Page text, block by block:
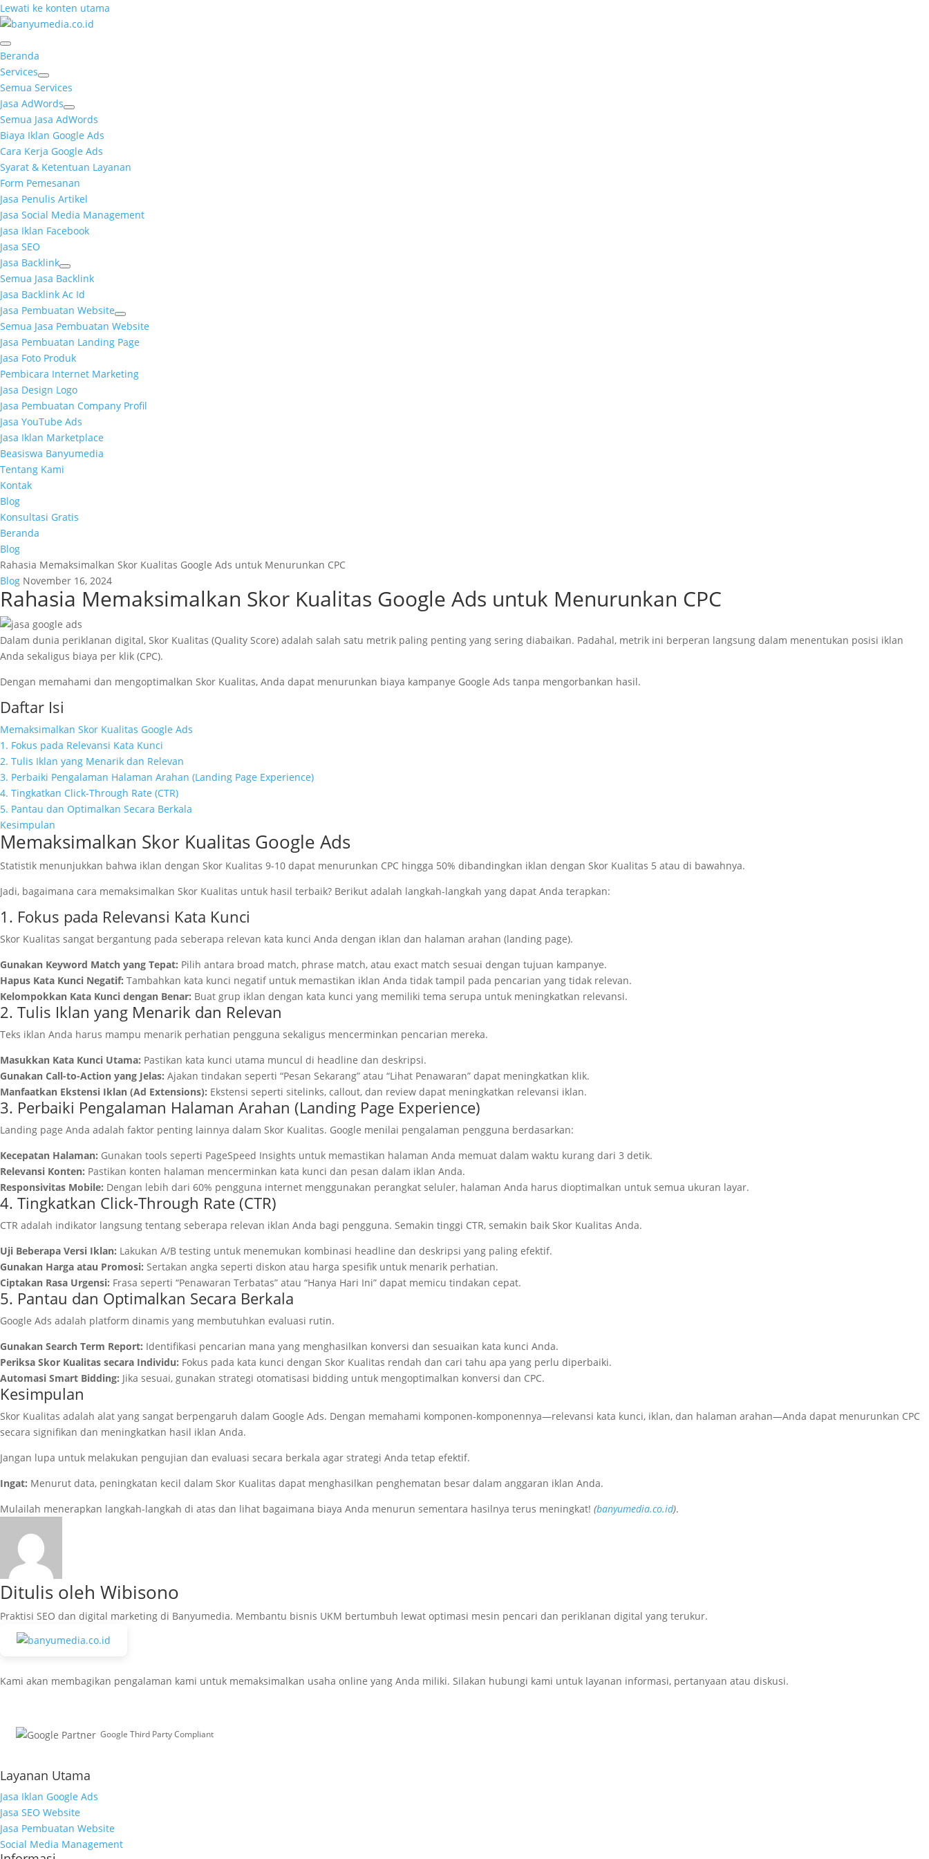
Lewati ke konten utama
Beranda
Services
Semua Services
Jasa AdWords
Semua Jasa AdWords
Biaya Iklan Google Ads
Cara Kerja Google Ads
Syarat & Ketentuan Layanan
Form Pemesanan
Jasa Penulis Artikel
Jasa Social Media Management
Jasa Iklan Facebook
Jasa SEO
Jasa Backlink
Semua Jasa Backlink
Jasa Backlink Ac Id
Jasa Pembuatan Website
Semua Jasa Pembuatan Website
Jasa Pembuatan Landing Page
Jasa Foto Produk
Pembicara Internet Marketing
Jasa Design Logo
Jasa Pembuatan Company Profil
Jasa YouTube Ads
Jasa Iklan Marketplace
Beasiswa Banyumedia
Tentang Kami
Kontak
Blog
Konsultasi Gratis
Beranda
Blog
Rahasia Memaksimalkan Skor Kualitas Google Ads untuk Menurunkan CPC
Blog November 16, 2024
Rahasia Memaksimalkan Skor Kualitas Google Ads untuk Menurunkan CPC
Dalam dunia periklanan digital, Skor Kualitas (Quality Score) adalah salah satu metrik paling penting yang sering diabaikan. Padahal, metrik ini berperan langsung dalam menentukan posisi iklan
Anda sekaligus biaya per klik (CPC).
Dengan memahami dan mengoptimalkan Skor Kualitas, Anda dapat menurunkan biaya kampanye Google Ads tanpa mengorbankan hasil.
Daftar Isi
Memaksimalkan Skor Kualitas Google Ads
1. Fokus pada Relevansi Kata Kunci
2. Tulis Iklan yang Menarik dan Relevan
3. Perbaiki Pengalaman Halaman Arahan (Landing Page Experience)
4. Tingkatkan Click-Through Rate (CTR)
5. Pantau dan Optimalkan Secara Berkala
Kesimpulan
Memaksimalkan Skor Kualitas Google Ads
Statistik menunjukkan bahwa iklan dengan Skor Kualitas 9-10 dapat menurunkan CPC hingga 50% dibandingkan iklan dengan Skor Kualitas 5 atau di bawahnya.
Jadi, bagaimana cara memaksimalkan Skor Kualitas untuk hasil terbaik? Berikut adalah langkah-langkah yang dapat Anda terapkan:
1. Fokus pada Relevansi Kata Kunci
Skor Kualitas sangat bergantung pada seberapa relevan kata kunci Anda dengan iklan dan halaman arahan (landing page).
Gunakan Keyword Match yang Tepat: Pilih antara broad match, phrase match, atau exact match sesuai dengan tujuan kampanye.
Hapus Kata Kunci Negatif: Tambahkan kata kunci negatif untuk memastikan iklan Anda tidak tampil pada pencarian yang tidak relevan.
Kelompokkan Kata Kunci dengan Benar: Buat grup iklan dengan kata kunci yang memiliki tema serupa untuk meningkatkan relevansi.
2. Tulis Iklan yang Menarik dan Relevan
Teks iklan Anda harus mampu menarik perhatian pengguna sekaligus mencerminkan pencarian mereka.
Masukkan Kata Kunci Utama: Pastikan kata kunci utama muncul di headline dan deskripsi.
Gunakan Call-to-Action yang Jelas: Ajakan tindakan seperti “Pesan Sekarang” atau “Lihat Penawaran” dapat meningkatkan klik.
Manfaatkan Ekstensi Iklan (Ad Extensions): Ekstensi seperti sitelinks, callout, dan review dapat meningkatkan relevansi iklan.
3. Perbaiki Pengalaman Halaman Arahan (Landing Page Experience)
Landing page Anda adalah faktor penting lainnya dalam Skor Kualitas. Google menilai pengalaman pengguna berdasarkan:
Kecepatan Halaman: Gunakan tools seperti PageSpeed Insights untuk memastikan halaman Anda memuat dalam waktu kurang dari 3 detik.
Relevansi Konten: Pastikan konten halaman mencerminkan kata kunci dan pesan dalam iklan Anda.
Responsivitas Mobile: Dengan lebih dari 60% pengguna internet menggunakan perangkat seluler, halaman Anda harus dioptimalkan untuk semua ukuran layar.
4. Tingkatkan Click-Through Rate (CTR)
CTR adalah indikator langsung tentang seberapa relevan iklan Anda bagi pengguna. Semakin tinggi CTR, semakin baik Skor Kualitas Anda.
Uji Beberapa Versi Iklan: Lakukan A/B testing untuk menemukan kombinasi headline dan deskripsi yang paling efektif.
Gunakan Harga atau Promosi: Sertakan angka seperti diskon atau harga spesifik untuk menarik perhatian.
Ciptakan Rasa Urgensi: Frasa seperti “Penawaran Terbatas” atau “Hanya Hari Ini” dapat memicu tindakan cepat.
5. Pantau dan Optimalkan Secara Berkala
Google Ads adalah platform dinamis yang membutuhkan evaluasi rutin.
Gunakan Search Term Report: Identifikasi pencarian mana yang menghasilkan konversi dan sesuaikan kata kunci Anda.
Periksa Skor Kualitas secara Individu: Fokus pada kata kunci dengan Skor Kualitas rendah dan cari tahu apa yang perlu diperbaiki.
Automasi Smart Bidding: Jika sesuai, gunakan strategi otomatisasi bidding untuk mengoptimalkan konversi dan CPC.
Kesimpulan
Skor Kualitas adalah alat yang sangat berpengaruh dalam Google Ads. Dengan memahami komponen-komponennya—relevansi kata kunci, iklan, dan halaman arahan—Anda dapat menurunkan CPC
secara signifikan dan meningkatkan hasil iklan Anda.
Jangan lupa untuk melakukan pengujian dan evaluasi secara berkala agar strategi Anda tetap efektif.
Ingat: Menurut data, peningkatan kecil dalam Skor Kualitas dapat menghasilkan penghematan besar dalam anggaran iklan Anda.
Mulailah menerapkan langkah-langkah di atas dan lihat bagaimana biaya Anda menurun sementara hasilnya terus meningkat! (banyumedia.co.id).
Ditulis oleh Wibisono
Praktisi SEO dan digital marketing di Banyumedia. Membantu bisnis UKM bertumbuh lewat optimasi mesin pencari dan periklanan digital yang terukur.
Kami akan membagikan pengalaman kami untuk memaksimalkan usaha online yang Anda miliki. Silakan hubungi kami untuk layanan informasi, pertanyaan atau diskusi.
Google Third Party Compliant
Layanan Utama
Jasa Iklan Google Ads
Jasa SEO Website
Jasa Pembuatan Website
Social Media Management